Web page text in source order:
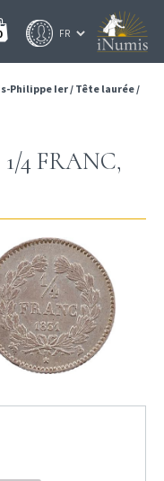
Philippe Ier/ Tête laurée/
4 FRANC,